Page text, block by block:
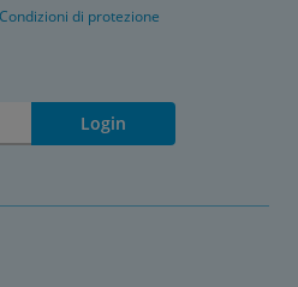
Condizioni di protezione
Login